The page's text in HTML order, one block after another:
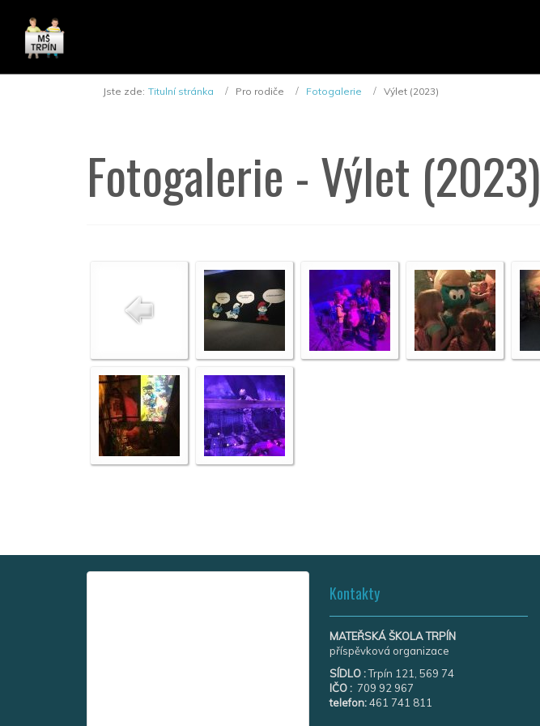
Jste zde: Titulní stránka Pro rodiče Fotogalerie Výlet (2023)
Fotogalerie - Výlet (2023)
Kontakty
MATEŘSKÁ ŠKOLA TRPÍN
příspěvková organizace
SÍDLO :Trpín 121, 569 74
IČO : 709 92 967
telefon:461 741 811